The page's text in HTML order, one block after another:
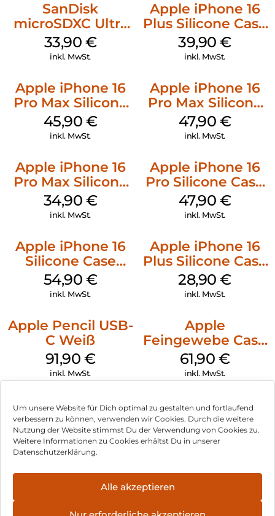
Um unsere Website für Dich optimal zu gestalten und fortlaufend
verbessern zu können, verwenden wir Cookies. Durch die weitere
Nutzung der Website stimmst Du der Verwendung von Cookies zu.
Weitere Informationen zu Cookies erhältst Du in unserer
Datenschutzerklärung.
Alle akzeptieren
SanDisk
microSDXC Ultra
128 GB + Adapter
Mobile
33,90 €
inkl. MwSt.
Apple iPhone 16
Plus Silicone Case
MagSafe Plum
39,90€
inkl. MwSt.
Apple iPhone 16
Pro Max Silicone
Case MagSafe
Ultramarine
45,90 €
inkl. MwSt.
Apple iPhone 16
Pro Max Silicone
Case MagSafe
Black
47,90 €
inkl. MwSt.
Apple iPhone 16
Pro Max Silicone
Case MagSafe
Denim
34,90 €
inkl. MwSt.
Apple iPhone 16
Pro Silicone Case
MagSafe Denim
47,90 €
inkl. MwSt.
Apple iPhone 16
Silicone Case
MagSafe Black
54,90 €
inkl. MwSt.
Apple iPhone 16
Plus Silicone Case
MagSafe Black
28,90€
inkl. MwSt.
Apple Pencil USB-
C Weiß
91,90 €
inkl. MwSt.
Apple
Feingewebe Case
iPhone 15 Pro
MagSafe Schwarz
61,90 €
inkl. MwSt.
Impressum